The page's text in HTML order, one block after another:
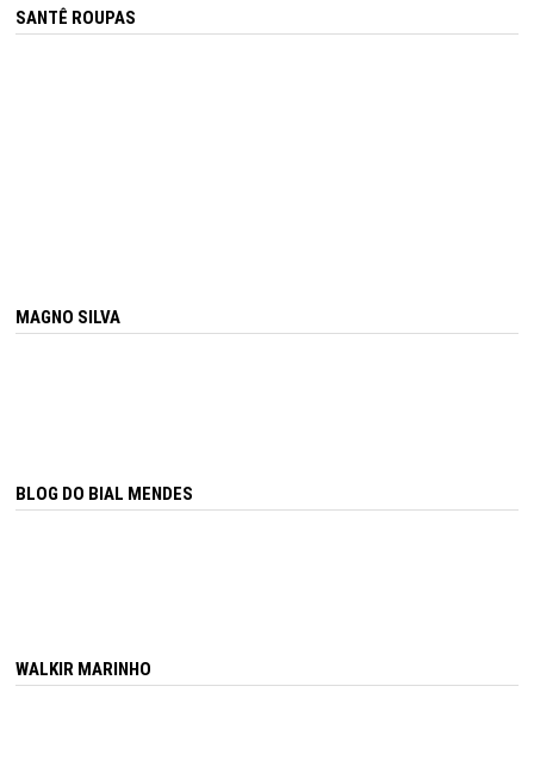
SANTÊ ROUPAS
MAGNO SILVA
BLOG DO BIAL MENDES
WALKIR MARINHO